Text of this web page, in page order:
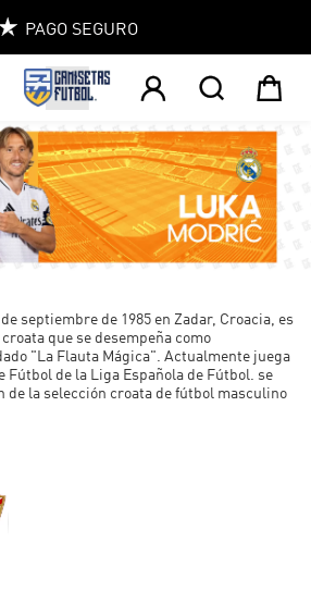
PAGO SEGURO
  
septiembre de 1985 en Zadar, Croacia, es
que se desempeña como
"La Flauta Mágica". Actualmente juega
Fútbol de la Liga Española de Fútbol. se
de la selección croata de fútbol masculino